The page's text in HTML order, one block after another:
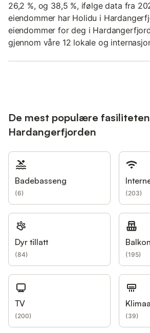
26,2 %, og 38,5 %, ifølge data fra
eiendommer har Holidu i
eiendommer for deg i
gjennom våre 12 lokale og
De mest populære
Hardangerfjorden
Badebasseng
(6) (203)
Dyr tillatt
(84) (195)
TV
(200) (39)